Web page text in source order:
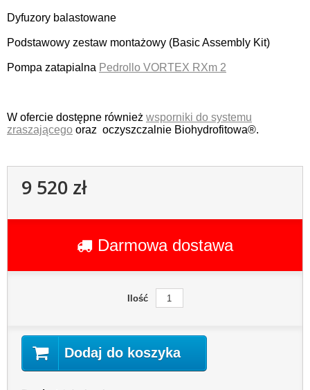
Dyfuzory balastowane
Podstawowy zestaw montażowy (Basic Assembly Kit)
Pompa zatapialna Pedrollo VORTEX RXm 2
W ofercie dostępne również wsporniki do systemu
zraszającego oraz oczyszczalnie Biohydrofitowa®.
9 520 zł
Darmowa dostawa
Ilość
Dodaj do koszyka